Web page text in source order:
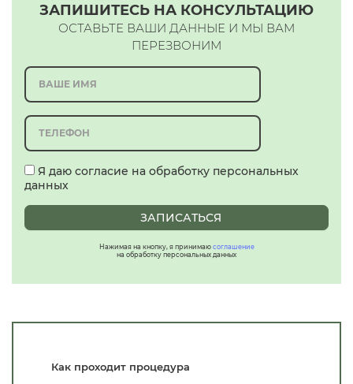
ЗАПИШИТЕСЬ НА КОНСУЛЬТАЦИЮ
ОСТАВЬТЕ ВАШИ ДАННЫЕ И МЫ ВАМ
ПЕРЕЗВОНИМ
Я даю согласие на обработку персональных
данных
ЗАПИСАТЬСЯ
Нажимая на кнопку, я принимаю соглашение
на обработку персональных данных
Как проходит процедура